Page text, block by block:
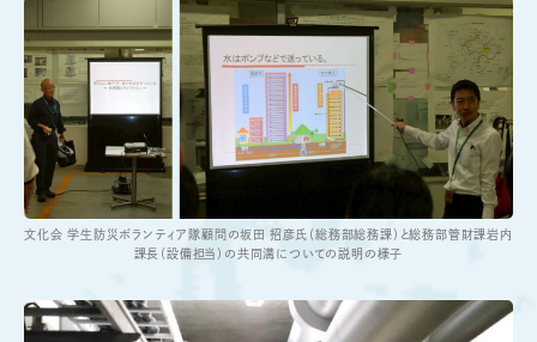
文化会 学生防災ボランティア隊顧問の坂田 招彦氏（総務部総務課）と総務部管財課岩内
課長（設備担当）の共同溝についての説明の様子